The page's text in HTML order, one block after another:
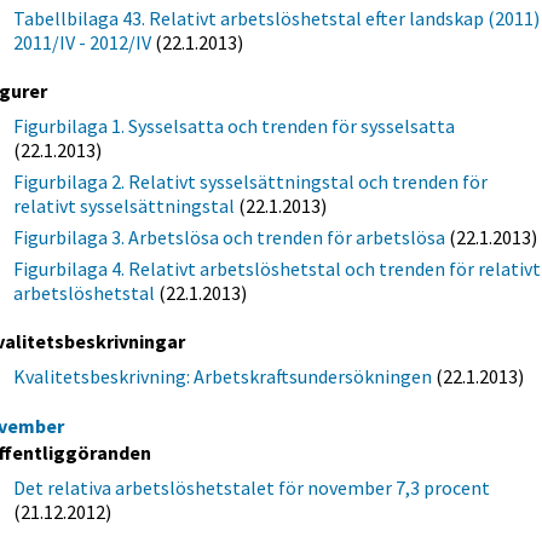
Tabellbilaga 43. Relativt arbetslöshetstal efter landskap (2011)
2011/IV - 2012/IV (22.1.2013)
Figurbilaga 1. Sysselsatta och trenden för sysselsatta
(22.1.2013)
Figurbilaga 2. Relativt sysselsättningstal och trenden för
relativt sysselsättningstal (22.1.2013)
Figurbilaga 3. Arbetslösa och trenden för arbetslösa (22.1.2013)
Figurbilaga 4. Relativt arbetslöshetstal och trenden för relativt
arbetslöshetstal (22.1.2013)
Kvalitetsbeskrivning: Arbetskraftsundersökningen (22.1.2013)
Det relativa arbetslöshetstalet för november 7,3 procent
(21.12.2012)